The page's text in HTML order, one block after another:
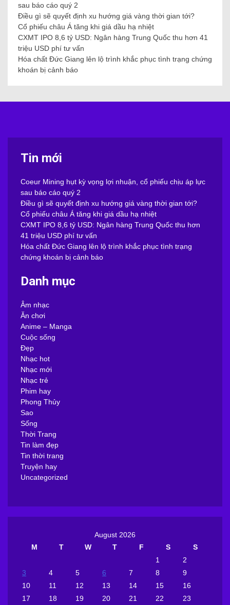
sau báo cáo quý 2
Điều gì sẽ quyết định xu hướng giá vàng thời gian tới?
Cổ phiếu châu Á tăng khi giá dầu hạ nhiệt
CXMT IPO 8,6 tỷ USD: Ngân hàng Trung Quốc thu hơn 41
triệu USD phí tư vấn
Hóa chất Đức Giang lên lộ trình khắc phục tình trạng chứng
khoán bị cảnh báo
Tin mới
Coeur Mining hụt kỳ vọng lợi nhuận, cổ phiếu chịu áp lực
sau báo cáo quý 2
Điều gì sẽ quyết định xu hướng giá vàng thời gian tới?
Cổ phiếu châu Á tăng khi giá dầu hạ nhiệt
CXMT IPO 8,6 tỷ USD: Ngân hàng Trung Quốc thu hơn
41 triệu USD phí tư vấn
Hóa chất Đức Giang lên lộ trình khắc phục tình trạng
chứng khoán bị cảnh báo
Danh mục
Âm nhạc
Ăn chơi
Anime – Manga
Cuộc sống
Đẹp
Nhạc hot
Nhạc mới
Nhạc trẻ
Phim hay
Phong Thủy
Sao
Sống
Thời Trang
Tin làm đẹp
Tin thời trang
Truyện hay
Uncategorized
August 2026
M
T W T F S
S
1
2
3
4 5 6 7 8
9
10
11 12 13 14 15
16
17
18 19 20 21 22
23